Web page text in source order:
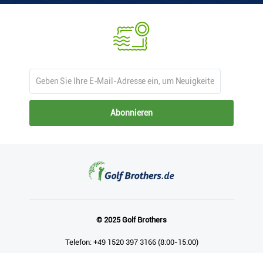
Abonnieren
© 2025 Golf Brothers
Telefon: +49 1520 397 3166 (8:00-15:00)